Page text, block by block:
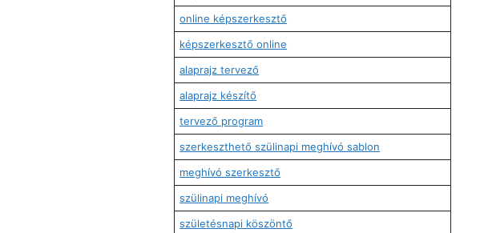
online képszerkesztő
képszerkesztő online
alaprajz tervező
alaprajz készítő
tervező program
szerkeszthető szülinapi meghívó sablon
meghívó szerkesztő
szülinapi meghívó
születésnapi köszöntő